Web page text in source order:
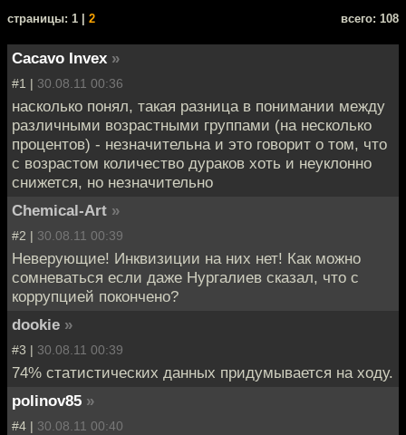
cтраницы: 1 | 2 всего: 108
Cacavo Invex »
#1 | 30.08.11 00:36
насколько понял, такая разница в понимании между
различными возрастными группами (на несколько
процентов) - незначительна и это говорит о том, что
с возрастом количество дураков хоть и неуклонно
снижется, но незначительно
Chemical-Art »
#2 | 30.08.11 00:39
Неверующие! Инквизиции на них нет! Как можно
сомневаться если даже Нургалиев сказал, что с
коррупцией покончено?
dookie »
#3 | 30.08.11 00:39
74% статистических данных придумывается на ходу.
polinov85 »
#4 | 30.08.11 00:40